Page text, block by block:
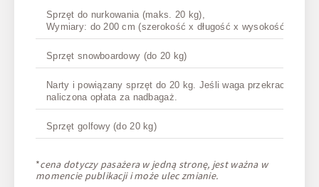
Sprzęt do nurkowania (maks. 20 kg),
Wymiary: do 200 cm (szerokość x długość x wysokość)
Sprzęt snowboardowy (do 20 kg)
Narty i powiązany sprzęt do 20 kg. Jeśli waga przekracza 20
naliczona opłata za nadbagaż.
Sprzęt golfowy (do 20 kg)
*cena dotyczy pasażera w jedną stronę, jest ważna w
momencie publikacji i może ulec zmianie.